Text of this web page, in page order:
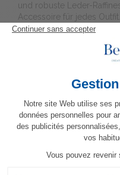
und robuste Leder-
Accessoire für jedes
den täglichen Gebrauch.
Dieses Produkt ist
Farben